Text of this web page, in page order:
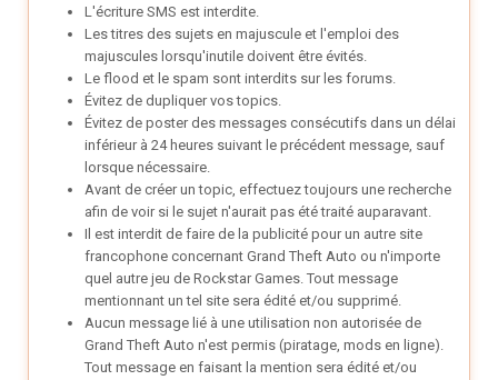
L'écriture SMS est interdite.
Les titres des sujets en majuscule et l'emploi des
majuscules lorsqu'inutile doivent être évités.
Le flood et le spam sont interdits sur les forums.
Évitez de dupliquer vos topics.
Évitez de poster des messages consécutifs dans un délai
inférieur à 24 heures suivant le précédent message, sauf
lorsque nécessaire.
Avant de créer un topic, effectuez toujours une recherche
afin de voir si le sujet n'aurait pas été traité auparavant.
Il est interdit de faire de la publicité pour un autre site
francophone concernant Grand Theft Auto ou n'importe
quel autre jeu de Rockstar Games. Tout message
mentionnant un tel site sera édité et/ou supprimé.
Aucun message lié à une utilisation non autorisée de
Grand Theft Auto n'est permis (piratage, mods en ligne).
Tout message en faisant la mention sera édité et/ou